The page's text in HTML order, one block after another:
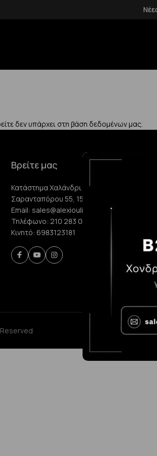
για αγορές άνω των 70€
δεν υπάρχει στη βάση δεδομένων μας.
Βρείτε μας
Κατάστημα Χαλάνδρι:
Σαρανταπόρου 55, 15232, Χαλάνδρι
Email: sales@alexioulighting.gr
Τηλέφωνο: 210 283 0072
Κινητό: 6983123181